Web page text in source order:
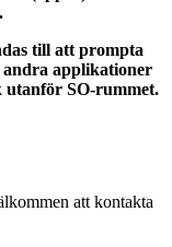
till att prompta
andra applikationer
utanför SO-rummet.
att kontakta